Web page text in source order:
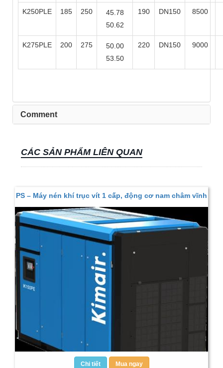
K250PLE 185 250
45.78
50.62
190 DN150 8500
K275PLE 200 275
50.00
53.50
220 DN150 9000
Comment
CÁC SẢN PHẨM LIÊN QUAN
PS – Máy nén khí trục vít 1 cấp, động cơ nam châm vĩnh
cửu
Chi tiết Mua ngay